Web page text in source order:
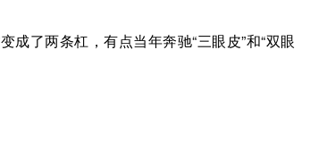
成了两条杠，有点当年奔驰“三眼皮”和“双眼